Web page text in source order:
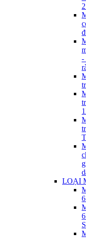
-
LOẠI